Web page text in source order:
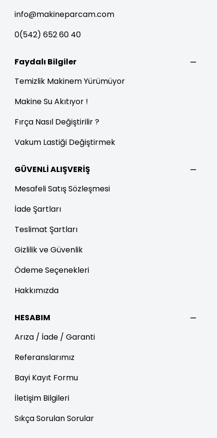
info@makineparcam.com
0(542) 652 60 40
Faydalı Bilgiler
Temizlik Makinem Yürümüyor
Makine Su Akıtıyor !
Fırça Nasıl Değiştirilir ?
Vakum Lastiği Değiştirmek
GÜVENLİ ALIŞVERİŞ
Mesafeli Satış Sözleşmesi
İade Şartları
Teslimat Şartları
Gizlilik ve Güvenlik
Ödeme Seçenekleri
Hakkımızda
HESABIM
Arıza / İade / Garanti
Referanslarımız
Bayi Kayıt Formu
İletişim Bilgileri
Sıkça Sorulan Sorular